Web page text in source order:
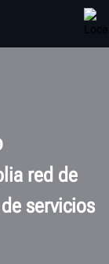
red de
servicios